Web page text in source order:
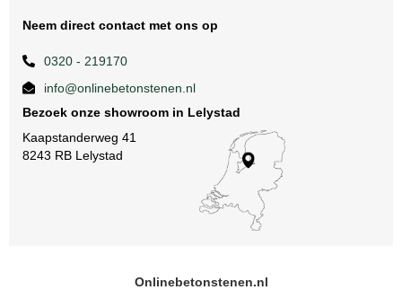
Neem direct contact met ons op
0320 - 219170
info@onlinebetonstenen.nl
Bezoek onze showroom in Lelystad
Kaapstanderweg 41
8243 RB Lelystad
Onlinebetonstenen.nl